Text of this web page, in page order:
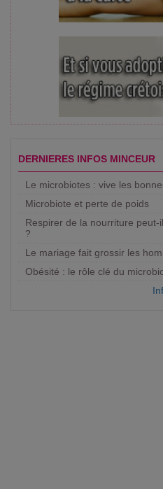
DERNIERES INFOS MINCEUR
Le microbiotes : vive les
Microbiote et perte de poids
Respirer de la nourriture
?
Le mariage fait grossir les
Obésité : le rôle clé du